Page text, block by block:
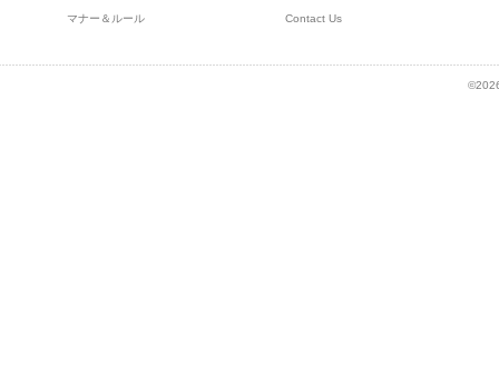
マナー＆ルール Contact Us